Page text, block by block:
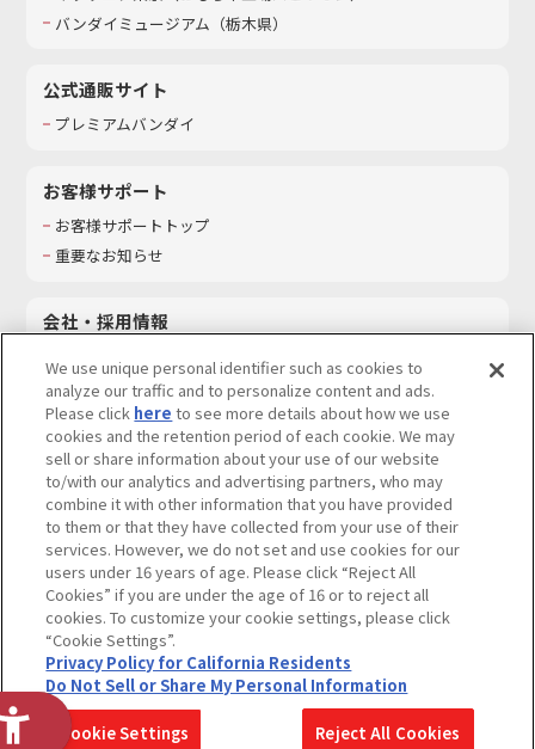
バンダイミュージアム（栃木県）
公式通販サイト
プレミアムバンダイ
お客様サポート
お客様サポートトップ
重要なお知らせ
会社・採用情報
採用情報
サステナビリティ
お問い合わせ
ウェブサイトご利用条件 ソーシャルメディアポリシー
個人情報及び特定個人情報等の取り扱いに関する保護方針
Do Not Sell or Share My Personal Information著作権・商標について
カスタマーハラスメントに対する基本的な対応方針
コピーライト一覧を表示する
We use unique personal identifier such as cookies to
analyze our traffic and to personalize content and ads.
Please click here to see more details about how we use
cookies and the retention period of each cookie. We may
sell or share information about your use of our website
to/with our analytics and advertising partners, who may
combine it with other information that you have provided
to them or that they have collected from your use of their
services. However, we do not set and use cookies for our
users under 16 years of age. Please click “Reject All
Cookies” if you are under the age of 16 or to reject all
cookies. To customize your cookie settings, please click
“Cookie Settings”.
Privacy Policy for California Residents
Do Not Sell or Share My Personal Information
Cookie Settings Reject All Cookies